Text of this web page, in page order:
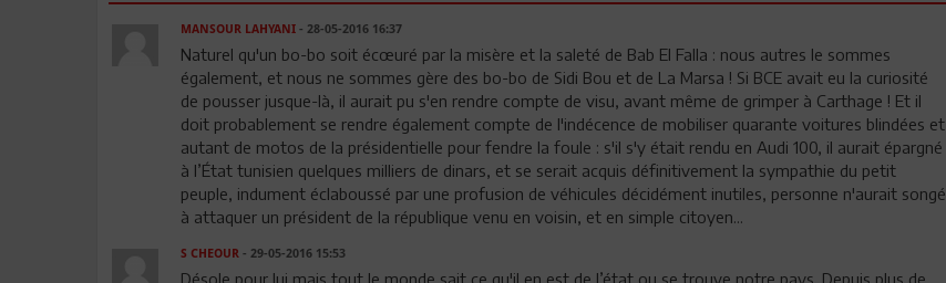
MANSOUR LAHYANI- 28-05-2016 16:37
Naturel qu'un bo-bo soit écœuré par la misère et la saleté de Bab El Falla : nous autres le sommes
également, et nous ne sommes gère des bo-bo de Sidi Bou et de La Marsa ! Si BCE avait eu la curiosité
de pousser jusque-là, il aurait pu s'en rendre compte de visu, avant même de grimper à Carthage ! Et il
doit probablement se rendre également compte de l'indécence de mobiliser quarante voitures blindées et
autant de motos de la présidentielle pour fendre la foule : s'il s'y était rendu en Audi 100, il aurait épargné
à l’État tunisien quelques milliers de dinars, et se serait acquis définitivement la sympathie du petit
peuple, indument éclaboussé par une profusion de véhicules décidément inutiles, personne n'aurait songé
à attaquer un président de la république venu en voisin, et en simple citoyen...
S CHEOUR- 29-05-2016 15:53
Désole pour lui mais tout le monde sait ce qu'il en est de l’état ou se trouve notre pays. Depuis plus de